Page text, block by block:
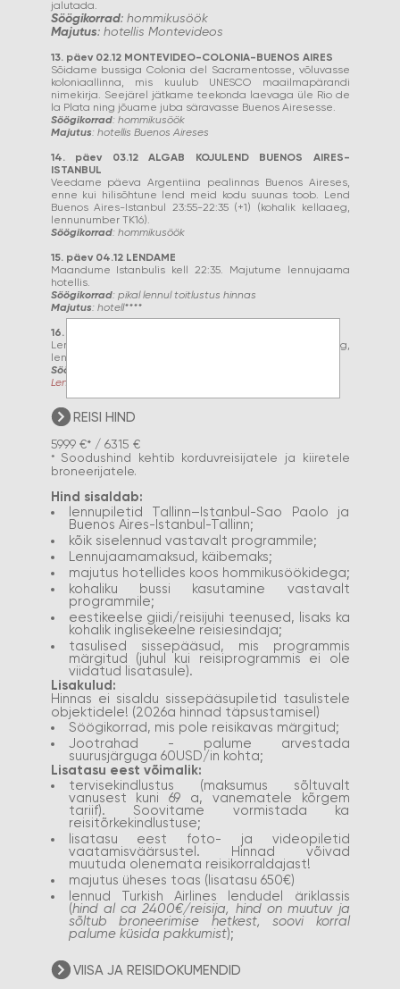
jalutada.
Söögikorrad: hommikusöök
Majutus: hotellis Montevideos
13. päev 02.12 MONTEVIDEO-COLONIA-BUENOS AIRES
Sõidame bussiga Colonia del Sacramentosse, võluvasse
koloniaallinna, mis kuulub UNESCO maailmapärandi
nimekirja. Seejärel jätkame teekonda laevaga üle Rio de
la Plata ning jõuame juba säravasse Buenos Airesesse.
Söögikorrad: hommikusöök
Majutus: hotellis Buenos Aireses
14. päev 03.12 ALGAB KOJULEND BUENOS AIRES-
ISTANBUL
Veedame päeva Argentiina pealinnas Buenos Aireses,
enne kui hilisõhtune lend meid kodu suunas toob. Lend
Buenos Aires-Istanbul 23:55-22:35 (+1) (kohalik kellaaeg,
lennunumber TK16).
Söögikorrad: hommikusöök
15. päev 04.12 LENDAME
Maandume Istanbulis kell 22:35. Majutume lennujaama
hotellis.
Söögikorrad: pikal lennul toitlustus hinnas
Majutus: hotell****
16. päev 05.12 LEND ISTANBUL-TALLINN
Lend Istabul-Tallinn kell 15:25-18:00 (kohalik kellaaeg,
lennunumber TK1423) . Tere tulemast koju!
Söögikorrad
Lennuaeg muutunud 09.03.2026!
REISI HIND
5999 €* / 6315 €
* Soodushind kehtib korduvreisijatele ja kiiretele
broneerijatele.
Hind sisaldab:
lennupiletid Tallinn–Istanbul-Sao Paolo ja
Buenos Aires-Istanbul-Tallinn;
kõik siselennud vastavalt programmile;
Lennujaamamaksud, käibemaks;
majutus hotellides koos hommikusöökidega;
kohaliku bussi kasutamine vastavalt
programmile;
eestikeelse giidi/reisijuhi teenused, lisaks ka
kohalik inglisekeelne reisiesindaja;
tasulised sissepääsud, mis programmis
märgitud (juhul kui reisiprogrammis ei ole
viidatud lisatasule).
Lisakulud:
Hinnas ei sisaldu sissepääsupiletid tasulistele
objektidele! (2026a hinnad täpsustamisel)
Söögikorrad, mis pole reisikavas märgitud;
Jootrahad - palume arvestada
suurusjärguga 60USD/in kohta;
Lisatasu eest võimalik:
tervisekindlustus (maksumus sõltuvalt
vanusest kuni 69 a, vanematele kõrgem
tariif). Soovitame vormistada ka
reisitõrkekindlustuse;
lisatasu eest foto- ja videopiletid
vaatamisväärsustel. Hinnad võivad
muutuda olenemata reisikorraldajast!
majutus üheses toas (lisatasu 650€)
lennud Turkish Airlines lendudel äriklassis
(hind al ca 2400€/reisija, hind on muutuv ja
sõltub broneerimise hetkest, soovi korral
palume küsida pakkumist);
VIISA JA REISIDOKUMENDID